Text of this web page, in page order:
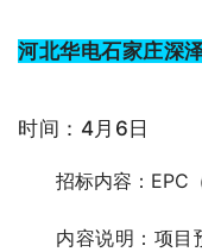
河北华电石家庄深
时间：4月6日
招标内容：EPC
内容说明：项目